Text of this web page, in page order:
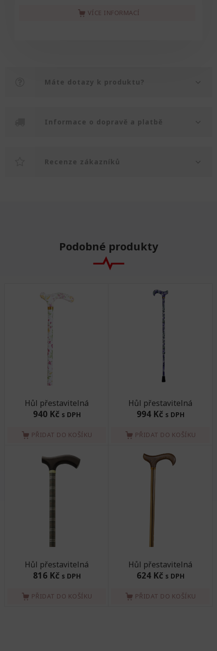
VÍCE INFORMACÍ
Máte dotazy k produktu?
Informace o dopravě a platbě
Recenze zákazníků
Podobné produkty
Hůl přestavitelná
940 Kč s DPH
PŘIDAT DO KOŠÍKU
Hůl přestavitelná
994 Kč s DPH
PŘIDAT DO KOŠÍKU
Hůl přestavitelná
816 Kč s DPH
PŘIDAT DO KOŠÍKU
Hůl přestavitelná
624 Kč s DPH
PŘIDAT DO KOŠÍKU